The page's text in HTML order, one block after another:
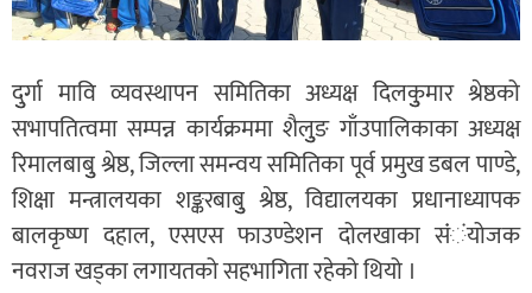
दुुर्गा मावि व्यवस्थापन समितिका अध्यक्ष दिलकुुमार श्रेष्ठको
सभापतित्वमा सम्पन्न कार्यक्रममा शैलुुङ गाँउपालिकाका अध्यक्ष
रिमालबाबुु श्रेष्ठ, जिल्ला समन्वय समितिका पूर्व प्रमुख डबल पाण्डे,
शिक्षा मन्त्रालयका शङ्करबाबुु श्रेष्ठ, विद्यालयका प्रधानाध्यापक
बालकृष्ण दहाल, एसएस फाउण्डेशन दोलखाका संंंयोजक
नवराज खड्का लगायतको सहभागिता रहेको थियो ।